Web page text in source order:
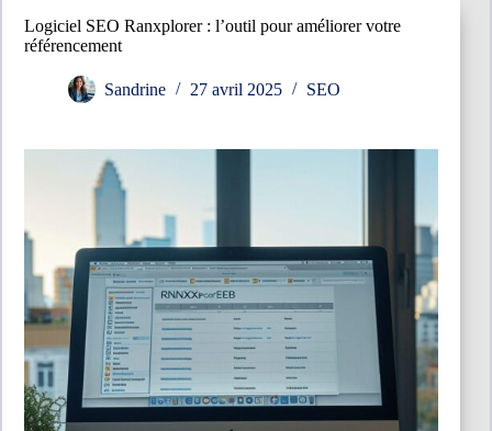
Logiciel SEO Ranxplorer : l’outil pour améliorer votre
référencement
Sandrine 27 avril 2025 SEO